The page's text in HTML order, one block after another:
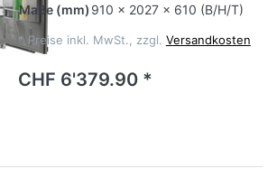
Maße (mm) 910 x 2027 x 610 (B/H/T)
* Preise inkl. MwSt., zzgl. Versandkosten
CHF 6'379.90 *